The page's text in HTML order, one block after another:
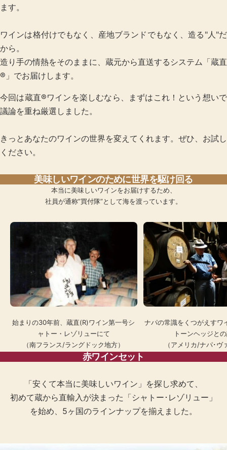
ます。
ワインは格付けでもなく、産地ブランドでもなく、造る"人"だ
から。
造り手の情熱をそのままに、蔵元から直送するシステム「蔵直
®」でお届けします。
今回は蔵直®ワインを楽しむなら、まずはこれ！という想いで
議論を重ね厳選しました。
きっとあなたのワインの世界を変えてくれます。ぜひ、お試し
ください。
美味しいワインのために世界を駆け回る
本当に美味しいワインをお届けするため、
社員が通称”買付隊”として海を渡っています。
始まりの30年前、蔵直(R)ワイン第一号シ
ャトー・レゾリューにて
（南フランス/ラングドック地方）
ナパの常識をくつがえすワ
トーンヘッジと
（アメリカ/ナパ･ヴ
赤ワインセット
「安くて本当に美味しいワイン」を探し求めて、
初めて蔵から直輸入が決まった「シャトー･レゾリュー」
を始め、5ヶ国のラインナップを揃えました。